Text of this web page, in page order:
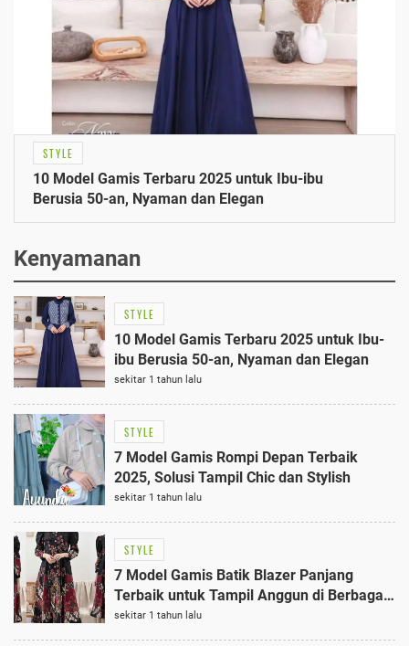
STYLE
10 Model Gamis Terbaru 2025 untuk Ibu-ibu
Berusia 50-an, Nyaman dan Elegan
Kenyamanan
STYLE
10 Model Gamis Terbaru 2025 untuk Ibu-
ibu Berusia 50-an, Nyaman dan Elegan
sekitar 1 tahun lalu
STYLE
7 Model Gamis Rompi Depan Terbaik
2025, Solusi Tampil Chic dan Stylish
sekitar 1 tahun lalu
STYLE
7 Model Gamis Batik Blazer Panjang
Terbaik untuk Tampil Anggun di Berbagai
Acara 2025
sekitar 1 tahun lalu